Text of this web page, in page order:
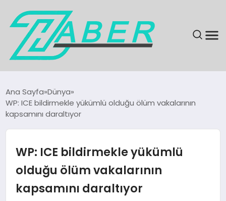
EĞITIM
Ana Sayfa Dünya
WP: ICE bildirmekle yükümlü olduğu ölüm vakalarının
kapsamını daraltıyor
WP: ICE bildirmekle yükümlü
olduğu ölüm vakalarının
kapsamını daraltıyor